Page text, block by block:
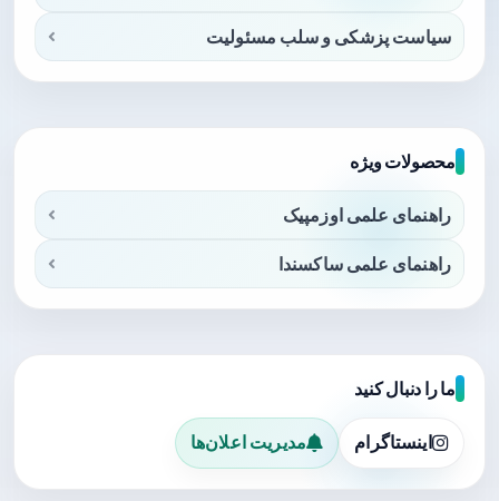
سیاست پزشکی و سلب مسئولیت
محصولات ویژه
راهنمای علمی اوزمپیک
راهنمای علمی ساکسندا
ما را دنبال کنید
اینستاگرام مدیریت اعلان‌ها